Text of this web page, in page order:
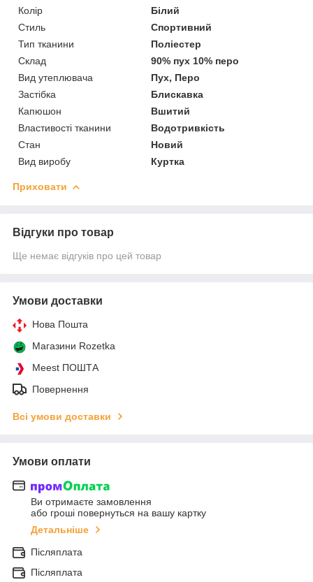
Колір
Білий
Стиль
Спортивний
Тип тканини
Поліестер
Склад
90% пух 10% перо
Вид утеплювача
Пух, Перо
Застібка
Блискавка
Капюшон
Вшитий
Властивості тканини
Водотривкість
Стан
Новий
Вид виробу
Куртка
Приховати
Відгуки про товар
Ще немає відгуків про цей товар
Умови доставки
Нова Пошта
Магазини Rozetka
Meest ПОШТА
Повернення
Всі умови доставки
Умови оплати
Ви отримаєте замовлення
або гроші повернуться на вашу картку
Детальніше
Післяплата
Післяплата